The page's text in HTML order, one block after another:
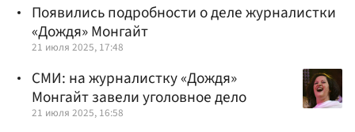
Появились подробности о деле журналистки
«Дождя» Монгайт
21 июля 2025, 17:48
СМИ: на журналистку «Дождя»
Монгайт завели уголовное дело
21 июля 2025, 16:58